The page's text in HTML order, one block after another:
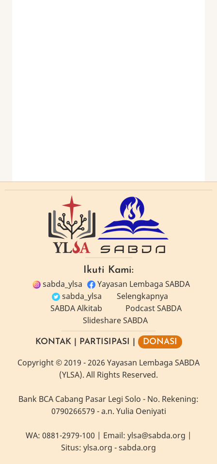
Ikuti Kami:
sabda_ylsa
Yayasan Lembaga SABDA
sabda_ylsa
Selengkapnya
SABDA Alkitab
Podcast SABDA
Slideshare SABDA
KONTAK| PARTISIPASI DONASI
Copyright© 2019 -2026 Yayasan Lembaga SABDA
(YLSA). All Rights Reserved.
Bank BCA Cabang Pasar Legi Solo - No. Rekening:
0790266579 - a.n. Yulia Oeniyati
WA: 0881-2979-100 | Email: ylsa@sabda.org |
Situs: ylsa.org -sabda.org